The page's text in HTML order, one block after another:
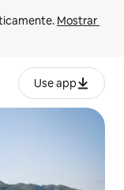
Mostrar
Use app